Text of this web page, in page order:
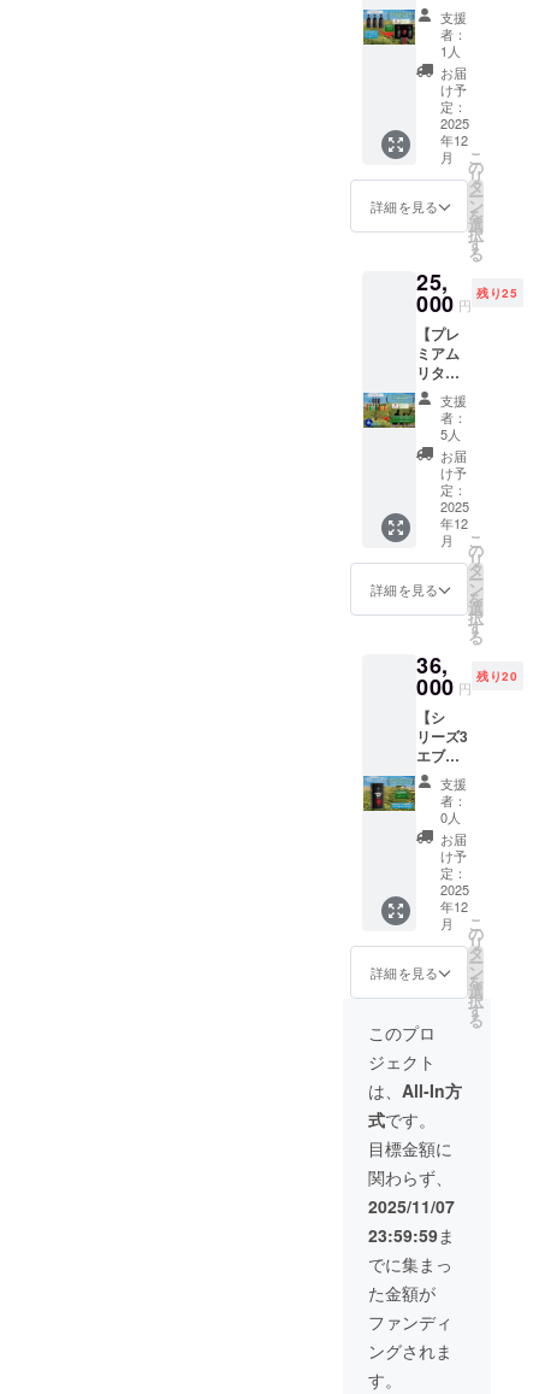
ラバー
ジンオ
リーブ
オイル
は数量
限定と
なって
おりま
す。ご
希望の
フレー
ジンオ
リーブ
オイル
がご用
意でき
ない場
合は、
ご連絡
いたし
ます。
その際
は、他
の在庫
のある
フレー
バーと
交換い
ます。 •
味わい
を楽し
むた
め、開
封後は
できる
だけお
早めに
お使い
くださ
い。 •
原材料
及び添
加物等
の食品
お届け
商品の
に表記
されま
す。商
品開封
必ずお
届けの
リター
ンに貼
付され
たラベ
ルや注
意書き
をご確
認くだ
さい。
定で、
会場で
の追加
購入も
可能
【発送
予定】
イベン
トは10
月13日
開催。
Serie2
フレー
キスト
ラバー
ジンオ
リーブ
オイル
は2025
年12月
中旬か
ら下旬
にかけ
てお届
けしま
す（ク
リスマ
スシー
ズン中
の到着
意】 •
イベン
トの詳
細（日
時・場
所）は
後日、
支援者
の方々
にメー
ルでお
知らせ
しま
す。 •
昨年の
収穫に
よるフ
キスト
ジンオ
リーブ
オイル
は数量
に限り
があり
ます。
ご希望
レー
バーエ
キスト
ラバー
ジンオ
リーブ
オイル
ル）
【発送
予定】
2025年
12月中
旬〜下
旬（ク
リスマ
スシー
ズンに
お届け
予定）
【ご注
エクス
トラ
バージ
ン・オ
リーブ
オイル
のた
め、光
や高温
を避け
て保存
してく
ださ
い。 •
フレッ
シュさ
を楽し
むた
め、開
か月以
内のご
使用を
おすす
めしま
す。 •
原材料
及び添
加物等
の食品
表示は
お届け
商品の
ラベル
に表記
されま
す。商
必ずお
届けの
リター
ンに貼
付され
たラベ
ルや注
意書き
をご確
認くだ
さい。
な収穫
は今年
11月末
を予定
してお
りま
す。年
末まで
にご報
酬をお
届けす
るた
シーズ
ンの収
穫品を
使用い
たしま
す。 •
日本語
オリジ
ナルラ
ベル付
き • ト
ルコ料
理レシ
ピ特別
セレク
ション
（電子
配信 -
PDF
ル）
【発送
予定】
2025年
12月中
旬〜下
旬（ク
リスマ
スシー
ズンに
お届け
予定）
【ご注
意】 •
人気の
ため、
売り切
れの可
能性が
ござい
ます。 •
昨年の
収穫に
よるフ
レー
バーエ
キスト
ラバー
ジンオ
リーブ
オイル
は数量
限定と
なって
おりま
す。ご
希望の
贈り物
に最適
な1本で
す。 一
滴でサ
ラダや
魚料理
をワン
ランク
げ、パ
ンにそ
つけて
も“違
い”を実
感でき
ます。
【特典
内容】 •
シリー
ズ1 プ
レミア
ム エキ
ストラ
バージ
ンオ
リーブ
オイル
（250m
l×2本）
- 3品種
選びい
ただけ
ます。
全て日
本受賞
品！ •
2025年
10月新
収穫
分、新
鮮なま
ま製
造！ •
日本の
食品表
示法に
準拠し
たオリ
ジナル
日本語
ラベル
付き •
簡単レ
シピ付
きカー
ド (ボト
ルの首
元に付
けられ
た特製
タグ付
き) • ト
ルコ料
理レシ
ピ特別
セレク
ション
のセッ
トは、
食卓に
新たな
彩りと
驚きを
もたら
しま
す。 食
しい彩
りと驚
ます。
【特典
内容】 •
シリー
ズ2 フ
レー
バーエ
キスト
ラバー
ジンオ
リーブ
オイル
（250m
l × 2
本）–
バーは
リスト
択くだ
さい •
本シ
リーズ
の新た
な収穫
は今年
11月末
を予定
してお
りま
す。年
末まで
にご報
酬をお
届けす
るた
め、前
シーズ
ンの収
穫品を
使用い
たしま
す。 •
日本語
オリジ
ナルラ
ベル付
き • ト
ルコ料
理レシ
ピ特別
セレク
ション
（電子
配信 -
PDF
ファイ
パート
ナーへ
の贈り
物、ま
たご支
援いた
だいた
方々へ
の企業
フトと
して最
パッ
ケージ
にはト
ルコを
代表す
る象徴
の一つ
「邪眼
ビー
ズ」も
同梱さ
れてい
ます。
伝統的
な陶器
不運を
もたら
「邪
眼」
——負
のエネ
ルギー
や嫉妬
から身
を守る
と信じ
られて
いま
す。
パッ
ケージ
を開け
に広が
る上質
と、心
のこ
もった
贈り物
として
の存在
感。
【特典
内容】 •
シリー
ズ1 プ
レミア
ムエキ
ストラ
バージ
ンオ
リーブ
オイル
む、希
少でフ
レッ
シュな
初搾り
です。
ガイ
ア・オ
リーバ
は、日
本、イ
のオ
リーブ
オイル
コンペ
ティ
ション
で数々
の受賞
歴を誇
りま
す。
2024年
には、
世界
EVOO
ング
「トッ
プ100」
位にも
選出さ
れてい
ます。
この
「シ
リーズ1
プレミ
アム」
は、フ
ルー
ティー
で上品
な香り
と、後
がるほ
どよい
苦みが
特徴。
健康を
気遣う
方や、
大切な
人への
贈り物
に最適
な1本で
す。 一
滴でサ
ラダや
魚料理
をワン
ランク
引き上
げ、パ
様へお
すすめ
【2000
ml 】お
得ボト
の調理
に最適
な本物
のオ
ルコの
恵まれ
たエー
ゲ海地
域で栽
培され
たトリ
リェ種
から作
られて
いま
す。マ
イルド
でバラ
ンスの
取れた
風味
ゆる料
理に良
く合い
ます。
野菜の
ソ
テー、
サラダ
のド
レッシ
ング、
焼き物
やスー
プの仕
上げ油
お使い
いただ
す。日
常の料
理に地
中海の
添えて
くださ
い。 こ
の万能
オイル
は、お
子様か
らご年
配の方
まで、
人々の
健康を
気遣
セット
B（プレ
ミア
ム・オ
リーブ
オイル
（初搾
100%E
VOO）
500ml ×
2本＋装
飾用ザ
クリス
マス仕
様の特
別デザ
インギ
フト
ボック
ス付
き】 大
切な方
や職場
の同僚
へ、一
年間の
ご支援
への感
謝の気
贈り
物。 こ
のスペ
シャル
ギフト
セット
には、
トルコ
から直
接輸入
した最
高品質
のオ
リーブ
オイル
を、特
別なギ
スに詰
せまし
た。 健
康を気
遣うご
両親や
支えて
くれる
パート
の贈り
物、あ
るいは
ご支援
いただ
いた
方々へ
支援
者：
1人
お届
け予
定：
2025
年12
月
詳細を見る
こ
の
リ
タ
ー
ン
を
選
択
す
る
25,
000 円
残り25
【プレ
ミアム
リター
ン（全
シリー
ズ＋特
別特典
＋名前
掲載＋
個人向
け感謝
画）】
トルコ
から直
接輸入
高品質
のオ
リーブ
オイル
（シ
リーズ
1、2、3
から一
本ず
つ）を
お届け
しま
す。 す
べての
サポー
ターの
皆様は
て大変
貴重で
す。感
謝の気
持ちを
込め、
プレミ
アムリ
ターン
パッ
ケージ
を選択
された
サポー
ターの
皆様の
お名前
を公式
支援
者：
5人
お届
け予
定：
2025
年12
月
詳細を見る
こ
の
リ
タ
ー
ン
を
選
択
す
る
36,
000 円
残り20
【シ
リーズ3
エブリ
デイ・
オリー
ブオイ
ル
（100%
EVOO
5000ml
× 1本】
2025年
11月新
収穫
分、新
鮮なま
ま製
造！ 飲
食店お
よび業
務用バ
イヤー
様へお
すすめ
の
【5000
ml 】お
得ボト
ル 日常
の調理
に最適
な本物
のオ
支援
者：
0人
お届
け予
定：
2025
年12
月
詳細を見る
こ
の
リ
タ
ー
ン
を
選
択
す
る
このプロ
ジェクト
は、 All-In方
式です。
目標金額に
関わらず、
2025/11/07
23:59:59ま
でに集まっ
た金額が
ファンディ
ングされま
す。